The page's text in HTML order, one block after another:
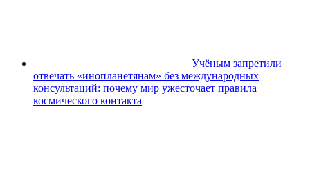
Учёным запретили
отвечать «инопланетянам» без международных
консультаций: почему мир ужесточает правила
космического контакта